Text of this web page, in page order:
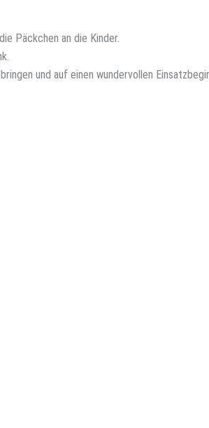
Päckchen an die Kinder.
und auf einen wundervollen